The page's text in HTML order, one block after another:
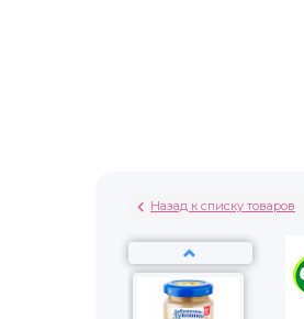
Назад к списку товаров